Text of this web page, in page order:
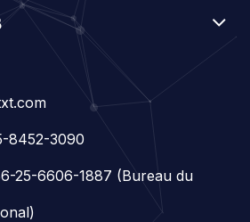
8452-3090
25-6606-1887 (Bureau du